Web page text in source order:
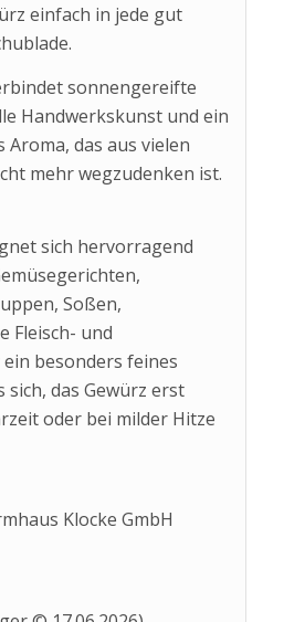
einfach in jede gut
sonnengereifte
Handwerkskunst und ein
Aroma, das aus vielen
mehr wegzudenken ist.
sich hervorragend
Soßen,
Fleisch- und
besonders feines
das Gewürz erst
oder bei milder Hitze
Klocke GmbH